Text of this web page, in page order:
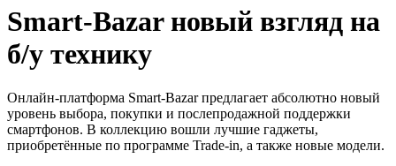
Smart-Bazar новый взгляд на
б/у технику
Онлайн-платформа Smart-Bazar предлагает абсолютно новый
уровень выбора, покупки и послепродажной поддержки
смартфонов. В коллекцию вошли лучшие гаджеты,
приобретённые по программе Trade-in, а также новые модели.